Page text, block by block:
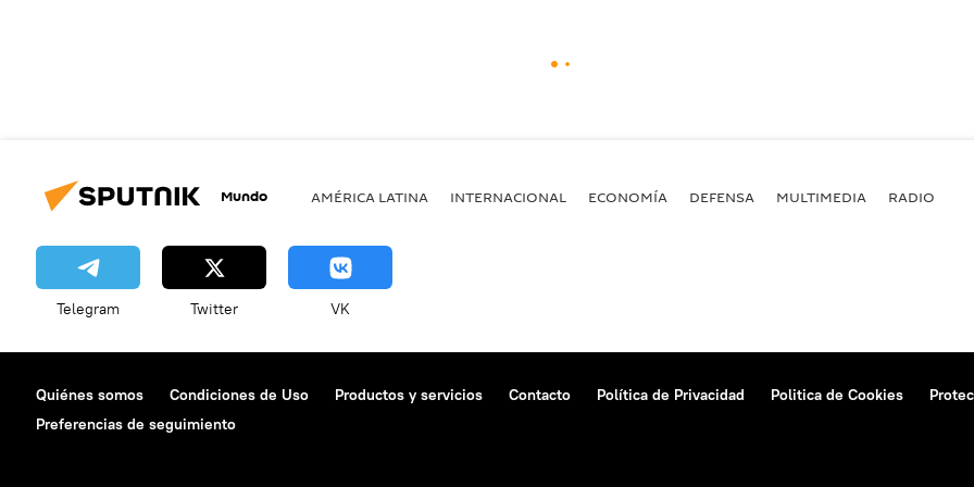
Mundo AMÉRICA LATINA INTERNACIONAL ECONOMÍA DEFENSA MULTIMEDIA RADIO
Telegram Twitter VK
Quiénes somos Condiciones de Uso Productos y servicios Contacto Política de Privacidad Politica de Cookies
Preferencias de seguimiento